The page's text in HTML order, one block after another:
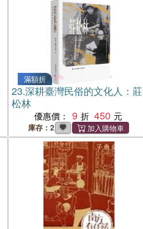
滿額折
23.深耕臺灣民俗的文化人：莊
松林
優惠價： 9 450
庫存：2